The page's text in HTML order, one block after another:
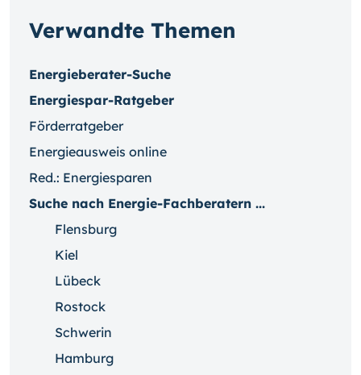
Verwandte Themen
Energieberater-Suche
Energiespar-Ratgeber
Förderratgeber
Energieausweis online
Red.: Energiesparen
Suche nach Energie-Fachberatern ...
Flensburg
Kiel
Lübeck
Rostock
Schwerin
Hamburg